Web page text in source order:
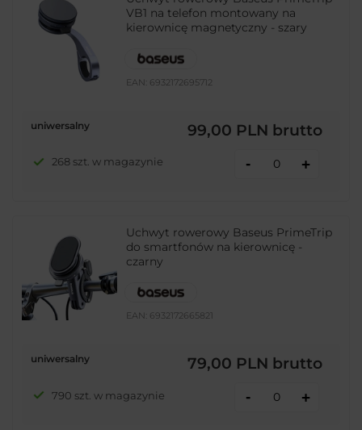
VB1 na telefon montowany na
kierownicę magnetyczny - szary
EAN: 6932172695712
uniwersalny 99,00 PLN brutto
268 szt. w magazynie - +
Uchwyt rowerowy Baseus PrimeTrip
do smartfonów na kierownicę -
czarny
EAN: 6932172665821
uniwersalny 79,00 PLN brutto
790 szt. w magazynie - +